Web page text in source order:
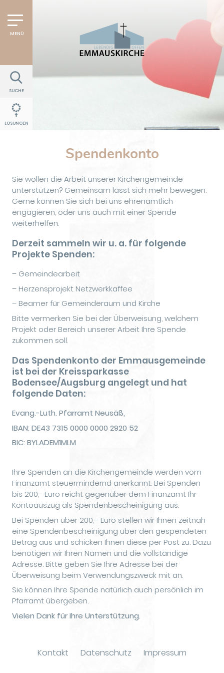
SUCHE
LOSUNGEN
Spendenkonto
Sie wollen die Arbeit unserer Kirchengemeinde
unterstützen? Gemeinsam lässt sich mehr bewegen.
Gerne können Sie sich bei uns ehrenamtlich
engagieren, oder uns auch mit einer Spende
weiterhelfen.
Derzeit sammeln wir u. a. für folgende
Projekte Spenden:
– Gemeindearbeit
– Herzensprojekt Netzwerkkaffee
– Beamer für Gemeinderaum und Kirche
Bitte vermerken Sie bei der Überweisung, welchem
Projekt oder Bereich unserer Arbeit Ihre Spende
zukommen soll.
Das Spendenkonto der Emmausgemeinde
ist bei der Kreissparkasse
Bodensee/Augsburg angelegt und hat
folgende Daten:
Evang.-Luth. Pfarramt Neusäß,
IBAN: DE43 7315 0000 0000 2920 52
BIC: BYLADEM1MLM
Ihre Spenden an die Kirchengemeinde werden vom
Finanzamt steuermindernd anerkannt. Bei Spenden
bis 200,- Euro reicht gegenüber dem Finanzamt Ihr
Kontoauszug als Spendenbescheinigung aus.
Bei Spenden über 200,– Euro stellen wir Ihnen zeitnah
eine Spendenbescheinigung über den gespendeten
Betrag aus und schicken Ihnen diese per Post zu. Dazu
benötigen wir Ihren Namen und die vollständige
Adresse. Bitte geben Sie Ihre Adresse bei der
Überweisung beim Verwendungszweck mit an.
Sie können Ihre Spende natürlich auch persönlich im
Pfarramt übergeben.
Vielen Dank für Ihre Unterstützung.
Kontakt Datenschutz Impressum